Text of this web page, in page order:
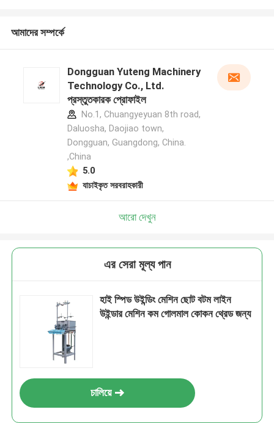
আমাদের সম্পর্কে
Dongguan Yuteng Machinery
Technology Co., Ltd.
প্রস্তুতকারক প্রোফাইল
No.1, Chuangyeyuan 8th road,
Daluosha, Daojiao town,
Dongguan, Guangdong, China.
,China
5.0
যাচাইকৃত সরবরাহকারী
আরো দেখুন
এর সেরা মূল্য পান
হাই স্পিড উইন্ডিং মেশিন ছোট বটম লাইন
উইন্ডার মেশিন কম গোলমাল কোকন থ্রেড জন্য
চালিয়ে